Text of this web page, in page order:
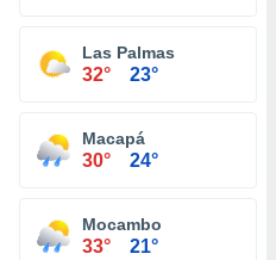
Las Palmas
32° 23°
Macapá
30° 24°
Mocambo
33° 21°